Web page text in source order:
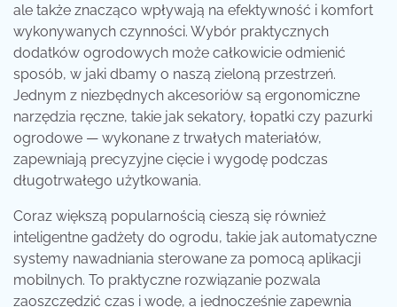
ale także znacząco wpływają na efektywność i komfort
wykonywanych czynności. Wybór praktycznych
dodatków ogrodowych może całkowicie odmienić
sposób, w jaki dbamy o naszą zieloną przestrzeń.
Jednym z niezbędnych akcesoriów są ergonomiczne
narzędzia ręczne, takie jak sekatory, łopatki czy pazurki
ogrodowe — wykonane z trwałych materiałów,
zapewniają precyzyjne cięcie i wygodę podczas
długotrwałego użytkowania.
Coraz większą popularnością cieszą się również
inteligentne gadżety do ogrodu, takie jak automatyczne
systemy nawadniania sterowane za pomocą aplikacji
mobilnych. To praktyczne rozwiązanie pozwala
zaoszczędzić czas i wodę, a jednocześnie zapewnia